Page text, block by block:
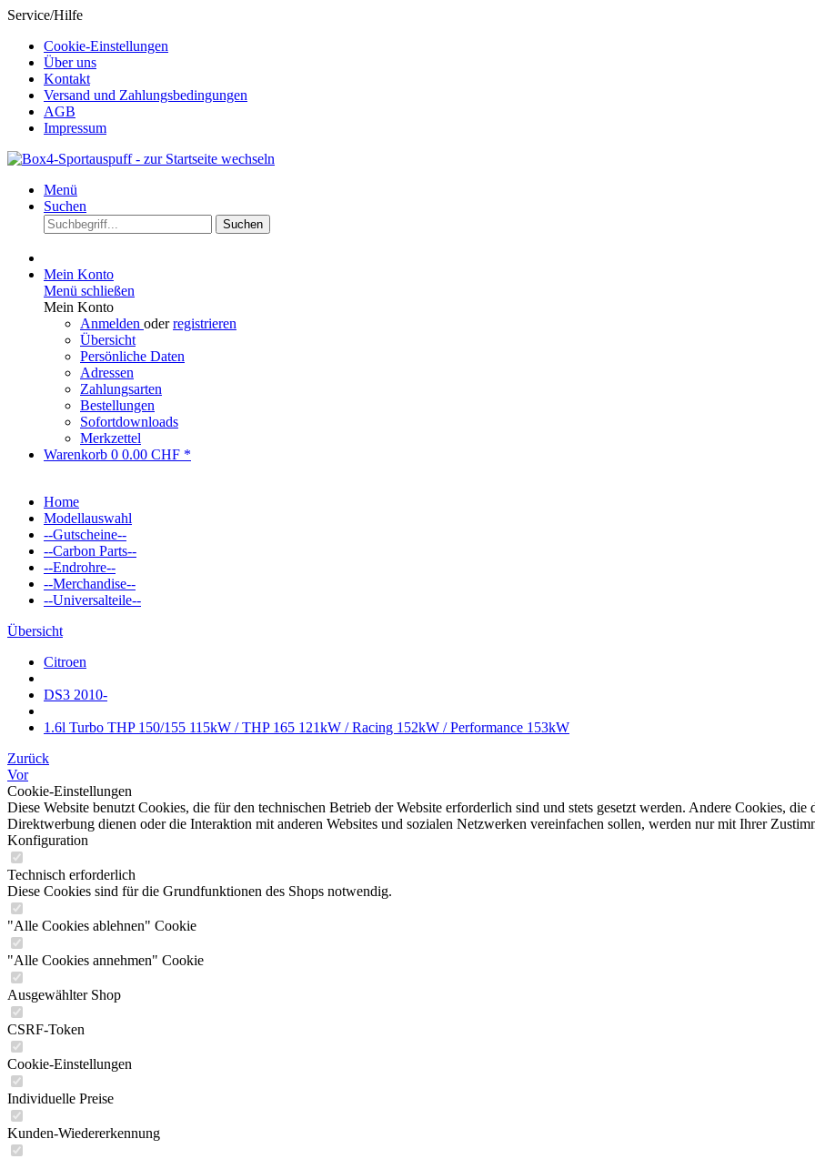
Service/Hilfe
Cookie-Einstellungen
Über uns
Kontakt
Versand und Zahlungsbedingungen
AGB
Impressum
Menü
Suchen
Suchen
Mein Konto
Menü schließen
Mein Konto
Anmelden oderregistrieren
Übersicht
Persönliche Daten
Adressen
Zahlungsarten
Bestellungen
Sofortdownloads
Merkzettel
Warenkorb 0 0.00 CHF *
Home
Modellauswahl
--Gutscheine--
--Carbon Parts--
--Endrohre--
--Merchandise--
--Universalteile--
Übersicht
Citroen
DS3 2010-
1.6l Turbo THP 150/155 115kW / THP 165 121kW / Racing 152kW / Performance 153kW
Zurück
Vor
Cookie-Einstellungen
Diese Website benutzt Cookies, die für den technischen Betrieb der Website erforderlich sind und stets gesetzt werden. Andere Cookies,
Direktwerbung dienen oder die Interaktion mit anderen Websites und sozialen Netzwerken vereinfachen sollen, werden nur mit Ihrer
Konfiguration
Technisch erforderlich
Diese Cookies sind für die Grundfunktionen des Shops notwendig.
"Alle Cookies ablehnen" Cookie
"Alle Cookies annehmen" Cookie
Ausgewählter Shop
CSRF-Token
Cookie-Einstellungen
Individuelle Preise
Kunden-Wiedererkennung